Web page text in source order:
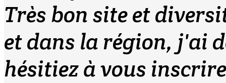
Très bon site et
et dans la région, j'ai
hésitiez à vous